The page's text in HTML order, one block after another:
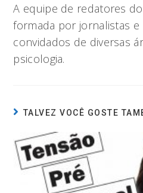
A equipe de redatores
formada por jornalistas e
convidados de diversas
psicologia.
TALVEZ VOCÊ GOSTE